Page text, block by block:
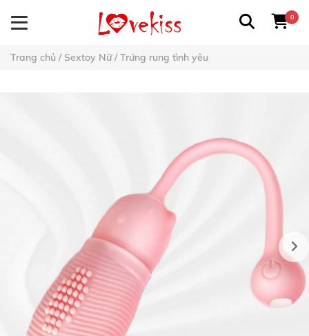
0
Trang chủ / Sextoy Nữ/ Trứng rung tình yêu